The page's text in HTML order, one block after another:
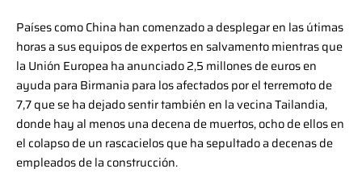
Países como China han comenzado a desplegar en las útimas
horas a sus equipos de expertos en salvamento mientras que
la Unión Europea ha anunciado 2,5 millones de euros en
ayuda para Birmania para los afectados por el terremoto de
7,7 que se ha dejado sentir también en la vecina Tailandia,
donde hay al menos una decena de muertos, ocho de ellos en
el colapso de un rascacielos que ha sepultado a decenas de
empleados de la construcción.